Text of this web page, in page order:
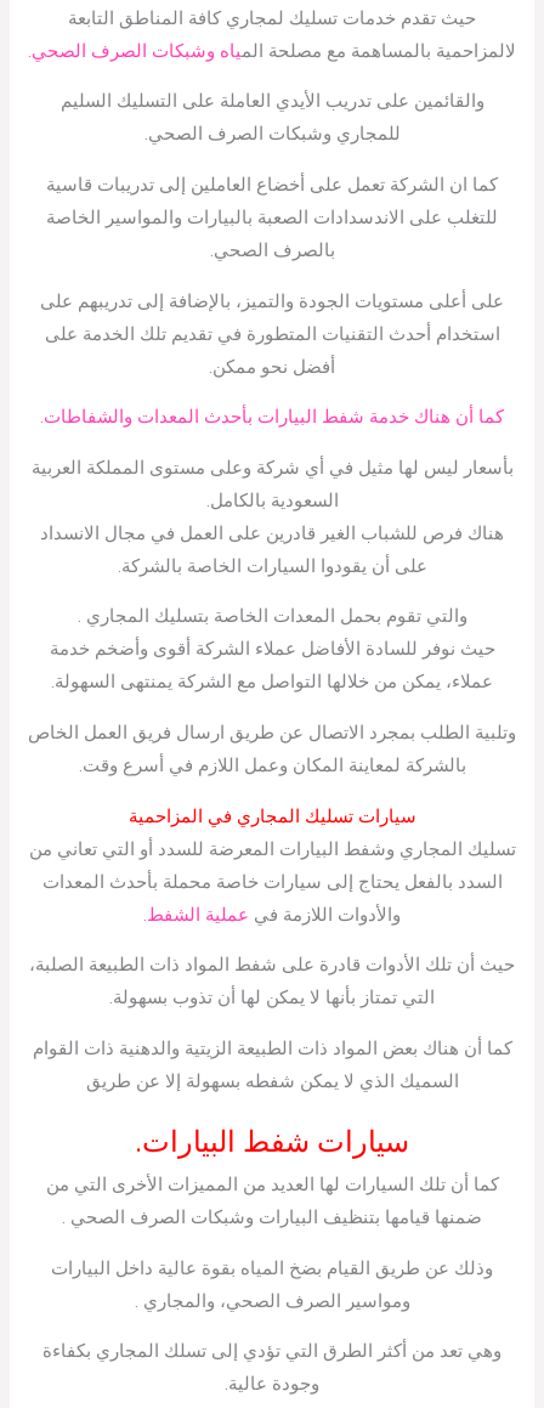
حيث تقدم خدمات تسليك لمجاري كافة المناطق التابعة
لالمزاحمية بالمساهمة مع مصلحة المياه وشبكات الصرف الصحي.
والقائمين على تدريب الأيدي العاملة على التسليك السليم
للمجاري وشبكات الصرف الصحي.
كما ان الشركة تعمل على أخضاع العاملين إلى تدريبات قاسية
للتغلب على الاندسدادات الصعبة بالبيارات والمواسير الخاصة
بالصرف الصحي.
على أعلى مستويات الجودة والتميز، بالإضافة إلى تدريبهم على
استخدام أحدث التقنيات المتطورة في تقديم تلك الخدمة على
أفضل نحو ممكن.
كما أن هناك خدمة شفط البيارات بأحدث المعدات والشفاطات.
بأسعار ليس لها مثيل في أي شركة وعلى مستوى المملكة العربية
السعودية بالكامل.
هناك فرص للشباب الغير قادرين على العمل في مجال الانسداد
على أن يقودوا السيارات الخاصة بالشركة.
والتي تقوم بحمل المعدات الخاصة بتسليك المجاري .
حيث نوفر للسادة الأفاضل عملاء الشركة أقوى وأضخم خدمة
عملاء، يمكن من خلالها التواصل مع الشركة يمنتهى السهولة.
وتلبية الطلب بمجرد الاتصال عن طريق ارسال فريق العمل الخاص
بالشركة لمعاينة المكان وعمل اللازم في أسرع وقت.
سيارات تسليك المجاري في المزاحمية
تسليك المجاري وشفط البيارات المعرضة للسدد أو التي تعاني من
السدد بالفعل يحتاج إلى سيارات خاصة محملة بأحدث المعدات
والأدوات اللازمة في عملية الشفط.
حيث أن تلك الأدوات قادرة على شفط المواد ذات الطبيعة الصلبة،
التي تمتاز بأنها لا يمكن لها أن تذوب بسهولة.
كما أن هناك بعض المواد ذات الطبيعة الزيتية والدهنية ذات القوام
السميك الذي لا يمكن شفطه بسهولة إلا عن طريق
سيارات شفط البيارات.
كما أن تلك السيارات لها العديد من المميزات الأخرى التي من
ضمنها قيامها بتنظيف البيارات وشبكات الصرف الصحي .
وذلك عن طريق القيام بضخ المياه بقوة عالية داخل البيارات
ومواسير الصرف الصحي، والمجاري .
وهي تعد من أكثر الطرق التي تؤدي إلى تسلك المجاري بكفاءة
وجودة عالية.